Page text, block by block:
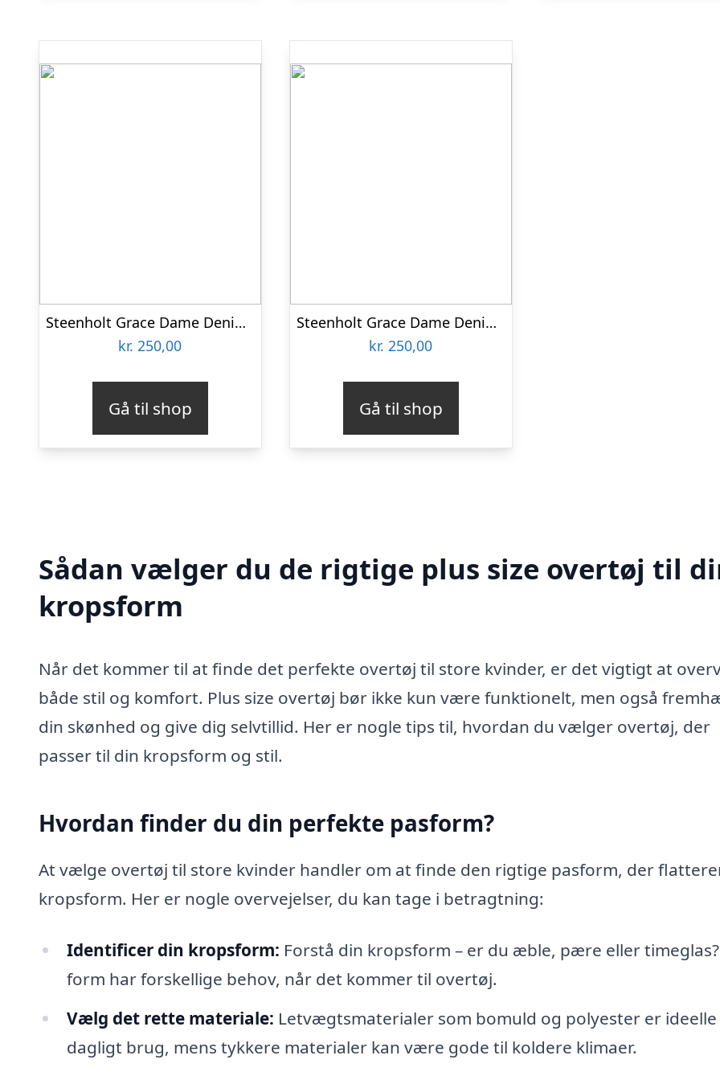
Steenholt Grace Dame Denimjakke – Blue Denim – 54
kr. 250,00
Gå til shop
Steenholt Grace Dame Denimjakke – Black Denim – 54
kr. 250,00
Gå til shop
Sådan vælger du de rigtige plus size overtøj til
kropsform
Når det kommer til at finde det perfekte overtøj til store kvinder, er det vigtigt at
både stil og komfort. Plus size overtøj bør ikke kun være funktionelt, men også
din skønhed og give dig selvtillid. Her er nogle tips til, hvordan du vælger overtøj, der
passer til din kropsform og stil.
Hvordan finder du din perfekte pasform?
At vælge overtøj til store kvinder handler om at finde den rigtige pasform, der
kropsform. Her er nogle overvejelser, du kan tage i betragtning:
Identificer din kropsform: Forstå din kropsform – er du æble, pære eller
form har forskellige behov, når det kommer til overtøj.
Vælg det rette materiale: Letvægtsmaterialer som bomuld og polyester er
dagligt brug, mens tykkere materialer kan være gode til koldere klimaer.